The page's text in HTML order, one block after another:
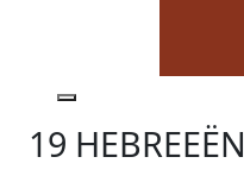
19 HEBREEËN